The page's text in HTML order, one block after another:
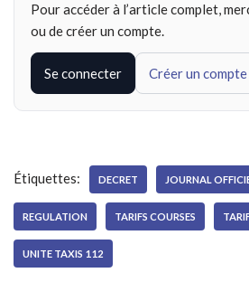
Pour accéder à l’article complet,
ou de créer un compte.
Se connecter Créer un compte
Étiquettes: DECRET JOURNAL
REGULATION TARIFS COURSES
UNITE TAXIS 112